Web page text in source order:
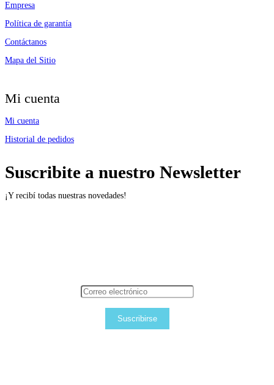
Empresa
Política de garantía
Contáctanos
Mapa del Sitio
Mi cuenta
Mi cuenta
Historial de pedidos
Suscribite a nuestro Newsletter
¡Y recibí todas nuestras novedades!
Suscribirse